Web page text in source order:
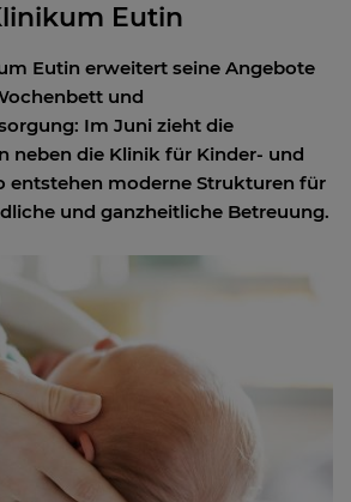
Eutin
Eutin erweitert seine Angebote
und
Im Juni zieht die
neben die Klinik für Kinder- und
entstehen moderne Strukturen für
und ganzheitliche Betreuung.